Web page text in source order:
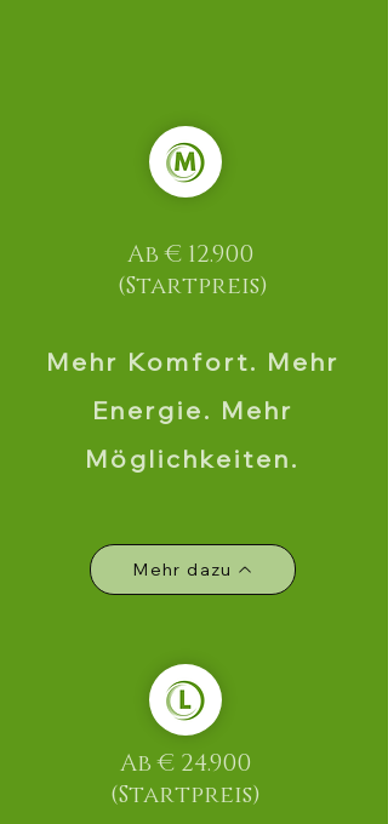
Ab € 12.900
(Startpreis)
Mehr Komfort. Mehr
Energie. Mehr
Möglichkeiten.
Mehr dazu
Ab € 24.900
(Startpreis)